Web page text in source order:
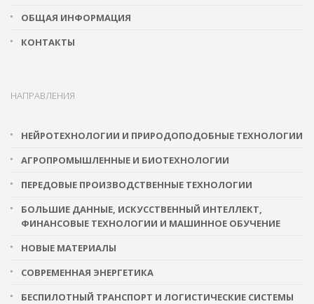
ОБЩАЯ ИНФОРМАЦИЯ
КОНТАКТЫ
НАПРАВЛЕНИЯ
НЕЙРОТЕХНОЛОГИИ И ПРИРОДОПОДОБНЫЕ ТЕХНОЛОГИИ
АГРОПРОМЫШЛЕННЫЕ И БИОТЕХНОЛОГИИ
ПЕРЕДОВЫЕ ПРОИЗВОДСТВЕННЫЕ ТЕХНОЛОГИИ
БОЛЬШИЕ ДАННЫЕ, ИСКУССТВЕННЫЙ ИНТЕЛЛЕКТ,
ФИНАНСОВЫЕ ТЕХНОЛОГИИ И МАШИННОЕ ОБУЧЕНИЕ
НОВЫЕ МАТЕРИАЛЫ
СОВРЕМЕННАЯ ЭНЕРГЕТИКА
БЕСПИЛОТНЫЙ ТРАНСПОРТ И ЛОГИСТИЧЕСКИЕ СИСТЕМЫ